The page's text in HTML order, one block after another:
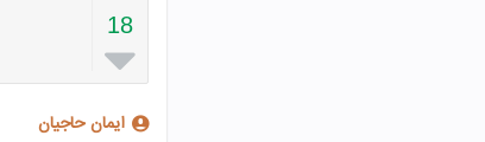
18

ایمان حاجیان